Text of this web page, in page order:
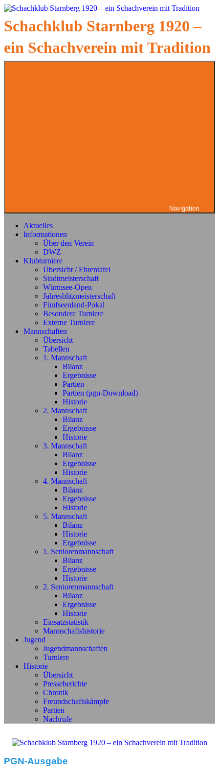
Zum
springen
Schachklub Starnberg 1920 –
ein Schachverein mit Tradition
Navigation
Aktuelles
Informationen
Über den Verein
DWZ
Klubturniere
Übersicht / Ehrentafel
Stadtmeisterschaft
Würmsee-Open
Jahresblitzmeisterschaft
Fünfseenland-Pokal
Besondere Turniere
Externe Turniere
Mannschaften
Übersicht
Tabellen
1. Mannschaft
Bilanz
Ergebnisse
Partien
Partien (pgn-Download)
Historie
2. Mannschaft
Bilanz
Ergebnisse
Historie
3. Mannschaft
Bilanz
Ergebnisse
Historie
4. Mannschaft
Bilanz
Ergebnisse
Historie
5. Mannschaft
Bilanz
Historie
Ergebnisse
1. Seniorenmannschaft
Bilanz
Ergebnisse
Historie
2. Seniorenmannschaft
Bilanz
Ergebnisse
Historie
Einsatzstatistik
Mannschaftshistorie
Jugend
Jugendmannschaften
Turniere
Historie
Übersicht
Presseberichte
Chronik
Freundschaftskämpfe
Partien
Nachrufe
PGN-Ausgabe